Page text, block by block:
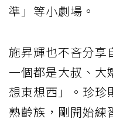
準」等小劇場。
施昇輝也不吝分享
一個都是大叔、大
想東想西」。珍珍
熟齡族，剛開始練